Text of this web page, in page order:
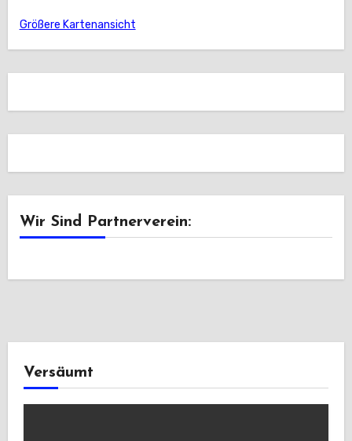
Größere Kartenansicht
Wir Sind Partnerverein:
Versäumt